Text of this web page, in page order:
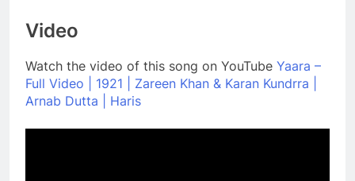
Video
Watch the video of this song on YouTube Yaara –
Full Video | 1921 | Zareen Khan & Karan Kundrra |
Arnab Dutta | Haris